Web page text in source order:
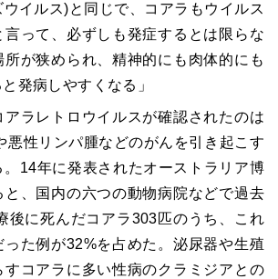
イルス)と同じで、コアラもウイルス
言って、必ずしも発症するとは限らな
所が狭められ、精神的にも肉体的にも
発病しやすくなる」
アラレトロウイルスが確認されたのは
悪性リンパ腫などのがんを引き起こす
。14年に発表されたオーストラリア博
と、国内の六つの動物病院などで過去
後に死んだコアラ303匹のうち、これ
った例が32%を占めた。泌尿器や生殖
すコアラに多い性病のクラミジアとの